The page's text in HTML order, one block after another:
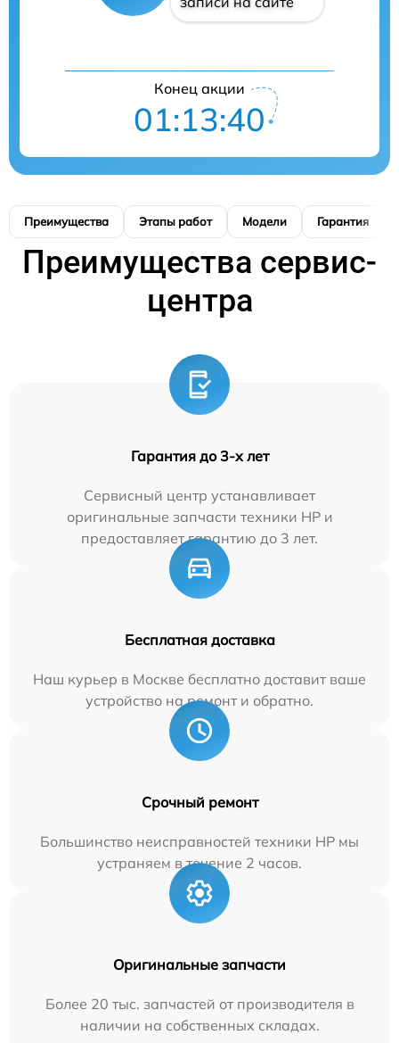
Конец акции
01:13:39
Преимущества Этапы работ Модели Гарантия
Преимущества сервис-
центра
Гарантия до 3-х лет
Сервисный центр устанавливает
оригинальные запчасти техники HP и
предоставляет гарантию до 3 лет.
Бесплатная доставка
Наш курьер в Москве бесплатно доставит ваше
устройство на ремонт и обратно.
Срочный ремонт
Большинство неисправностей техники HP мы
устраняем в течение 2 часов.
Оригинальные запчасти
Более 20 тыс. запчастей от производителя в
наличии на собственных складах.